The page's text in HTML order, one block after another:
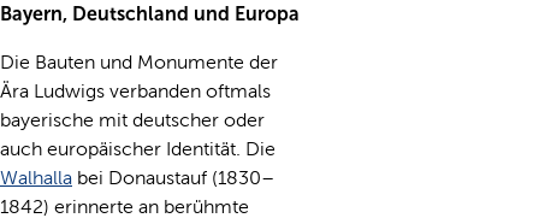
Bayern, Deutschland und Europa
Die Bauten und Monumente der
Ära Ludwigs verbanden oftmals
bayerische mit deutscher oder
auch europäischer Identität. Die
Walhalla bei Donaustauf (1830–
1842) erinnerte an berühmte